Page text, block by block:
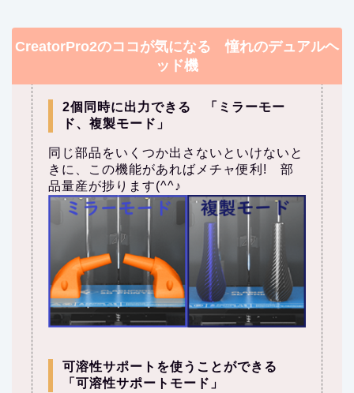
CreatorPro2のココが気になる 憧れのデュアルヘ
ッド機
2個同時に出力できる 「ミラーモー
ド、複製モード」
同じ部品をいくつか出さないといけないと
きに、この機能があればメチャ便利! 部
品量産が捗ります(^^♪
可溶性サポートを使うことができる
「可溶性サポートモード」